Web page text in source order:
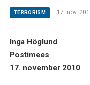
TERRORISM 17. nov.
Inga Höglund
Postimees
17. november 2010